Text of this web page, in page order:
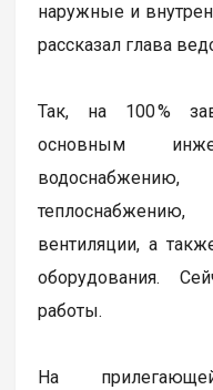
наружные и
рассказал глава
Так, на 100 %
основным
теплоснабжению,
вентиляции, а
оборудования.
работы.
На